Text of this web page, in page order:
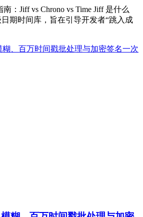
：Jiff vs Chrono vs Time Jiff 是什么
期时间库，旨在引导开发者“跳入成